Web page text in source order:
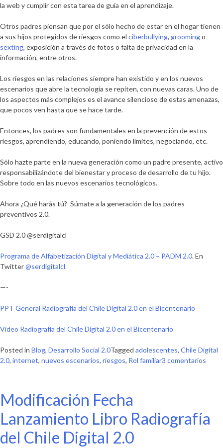
la web y cumplir con esta tarea de guía en el aprendizaje.
Otros padres piensan que por el sólo hecho de estar en el hogar tienen
a sus hijos protegidos de riesgos como el ciberbullying, groomingo
sexting, exposición a través de fotos o falta de privacidad en la
información, entre otros.
Los riesgos en las relaciones siempre han existido y en los nuevos
escenarios que abre la tecnología se repiten, con nuevas caras. Uno de
los aspectos más complejos es el avance silencioso de estas amenazas,
que pocos ven hasta que se hace tarde.
Entonces, los padres son fundamentales en la prevención de estos
riesgos, aprendiendo, educando, poniendo límites, negociando, etc.
Sólo hazte parte en la nueva generación como un padre presente, activo
responsabilizándote del bienestar y proceso de desarrollo de tu hijo.
Sobre todo en las nuevos escenarios tecnológicos.
Ahora ¿Qué harás tú? Súmate a la generación de los padres
preventivos 2.0.
GSD 2.0 @serdigitalcl
Programa de Alfabetización Digital y Mediática 2.0 – PADM 2.0. En
Twitter@serdigitalcl
—-
PPT General Radiografía del Chile Digital 2.0 en el Bicentenario
Video Radiografía del Chile Digital 2.0 en el Bicentenario
Posted in Blog, Desarrollo Social 2.0Tagged adolescentes, Chile Digital
2.0, internet, nuevos escenarios, riesgos, Rol familiar3 comentarios
Modificación Fecha
Lanzamiento Libro Radiografía
del Chile Digital 2.0